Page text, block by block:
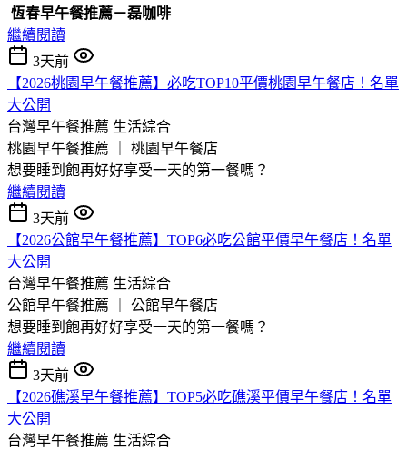
恆春早午餐推薦－磊咖啡
繼續閱讀
3天前
【2026桃園早午餐推薦】必吃TOP10平價桃園早午餐店！名單
大公開
台灣早午餐推薦 生活綜合
桃園早午餐推薦 ｜ 桃園早午餐店
想要睡到飽再好好享受一天的第一餐嗎？
繼續閱讀
3天前
【2026公館早午餐推薦】TOP6必吃公館平價早午餐店！名單
大公開
台灣早午餐推薦 生活綜合
公館早午餐推薦 ｜ 公館早午餐店
想要睡到飽再好好享受一天的第一餐嗎？
繼續閱讀
3天前
【2026礁溪早午餐推薦】TOP5必吃礁溪平價早午餐店！名單
大公開
台灣早午餐推薦 生活綜合